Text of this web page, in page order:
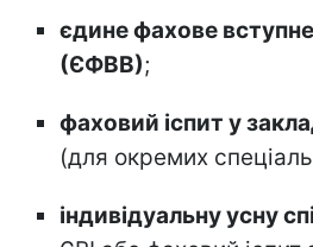
єдине фахове
(ЄФВВ);
фаховий іспит у
(для окремих
індивідуальну усну